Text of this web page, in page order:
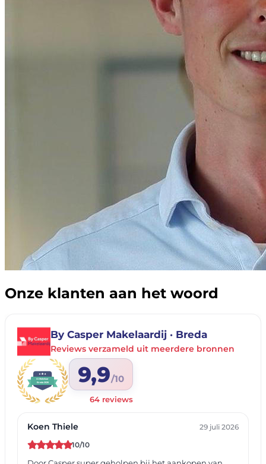
Onze klanten aan het woord